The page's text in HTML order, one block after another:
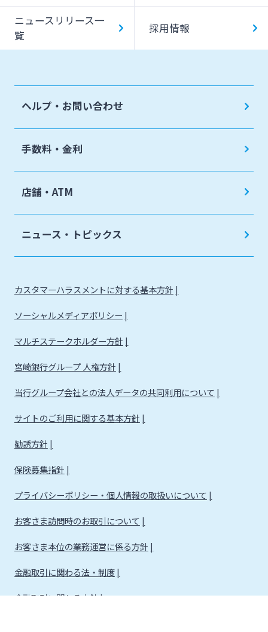
ニュースリリース一
覧
採用情報
ヘルプ・お問い合わせ
手数料・金利
店舗・ATM
ニュース・トピックス
カスタマーハラスメントに対する基本方針
ソーシャルメディアポリシー
マルチステークホルダー方針
宮崎銀行グループ 人権方針
当行グループ会社との法人データの共同利用について
サイトのご利用に関する基本方針
勧誘方針
保険募集指針
プライバシーポリシー・個人情報の取扱いについて
お客さま訪問時のお取引について
お客さま本位の業務運営に係る方針
金融取引に関わる法・制度
金融取引に関わる方針